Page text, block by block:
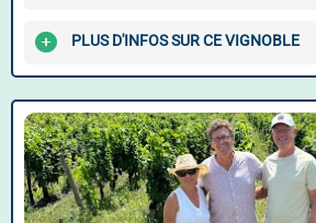
PLUS D'INFOS SUR CE VIGNOBLE